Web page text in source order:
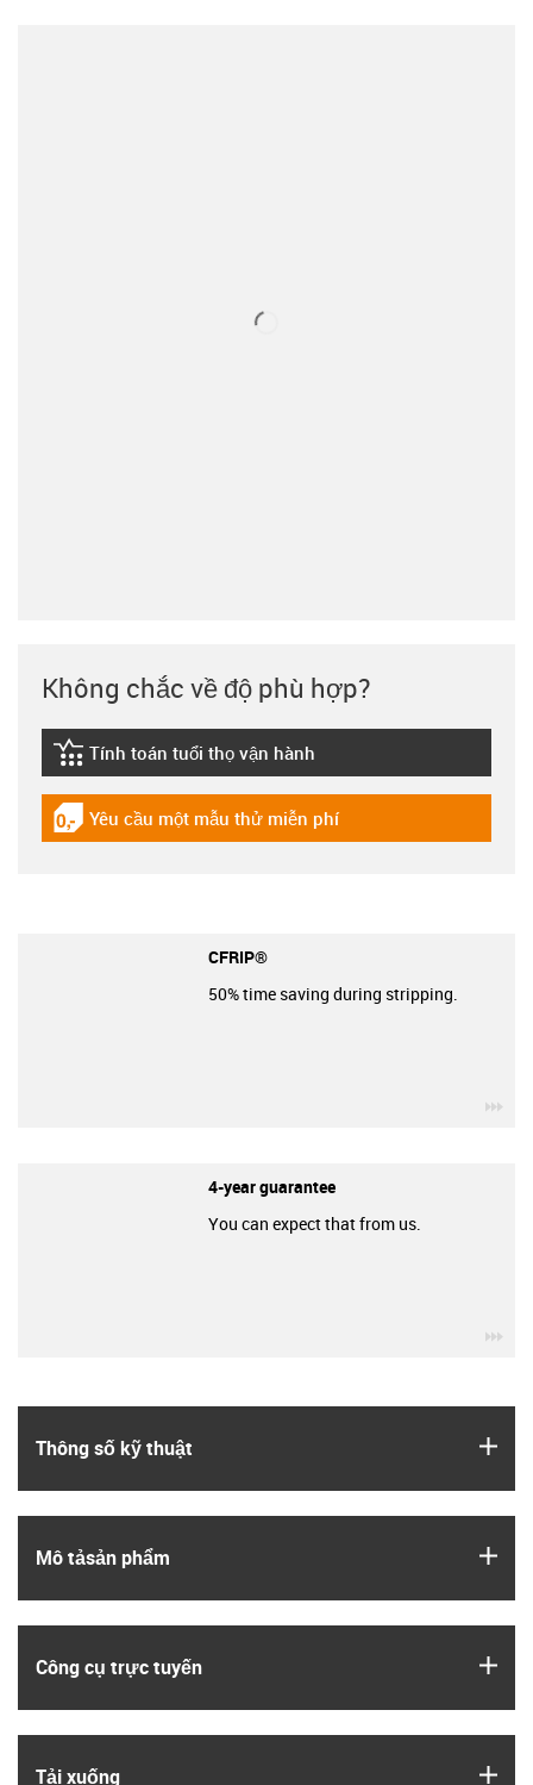
Thông số kỹ thuật
Mô tả­sản phẩm
Công cụ trực tuyến
Tải xuống
Không chắc về độ phù hợp?
igus-icon-lebensdauerrechner
Tính toán tuổi thọ vận hành
igus-icon-gratismuster
Yêu cầu một mẫu thử miễn phí
CFRIP®
50% time saving during stripping.
4-year guarantee
You can expect that from us.